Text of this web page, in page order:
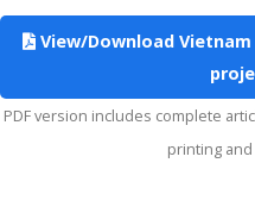
View/Download
PDF version includes complete article with source references. Suitable for
printing